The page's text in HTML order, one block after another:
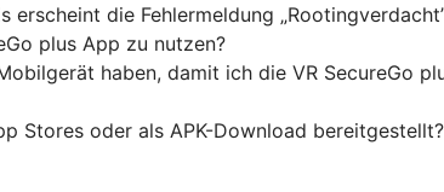
die Fehlermeldung
plus App zu nutzen?
haben, damit ich die VR SecureGo
Stores oder als APK-Download bereitgestellt?